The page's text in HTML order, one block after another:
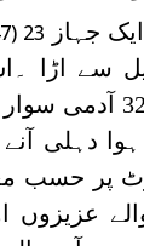
ایک جہاز 23
سے
عملہ سمیت 329
دہلی آنے
پر حسب
عزیزوں